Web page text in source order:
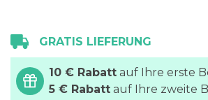
GRATIS LIEFERUNG
10 € Rabatt auf Ihre erste
5 € Rabatt auf Ihre zweite